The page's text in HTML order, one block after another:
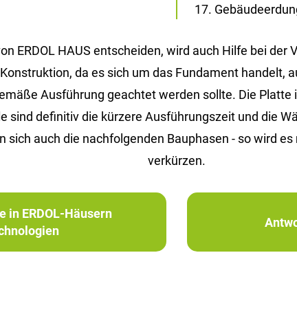
ERDOL HAUS entscheiden, wird auch Hilfe bei
da es sich um das Fundament handelt,
Ausführung geachtet werden sollte. Die
sind definitiv die kürzere Ausführungszeit und die
auch die nachfolgenden Bauphasen - so wird
verkürzen.
in ERDOL-Häusern